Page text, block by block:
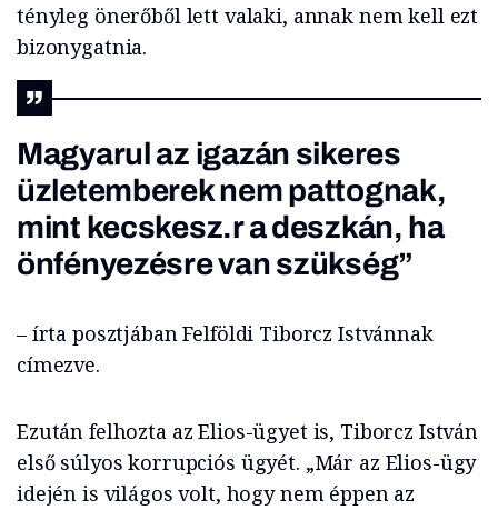
tényleg önerőből lett valaki, annak nem kell ezt
bizonygatnia.
Magyarul az igazán sikeres
üzletemberek nem pattognak,
mint kecskesz.r a deszkán, ha
önfényezésre van szükség”
– írta posztjában Felföldi Tiborcz Istvánnak
címezve.
Ezután felhozta az Elios-ügyet is, Tiborcz István
első súlyos korrupciós ügyét. „Már az Elios-ügy
idején is világos volt, hogy nem éppen az